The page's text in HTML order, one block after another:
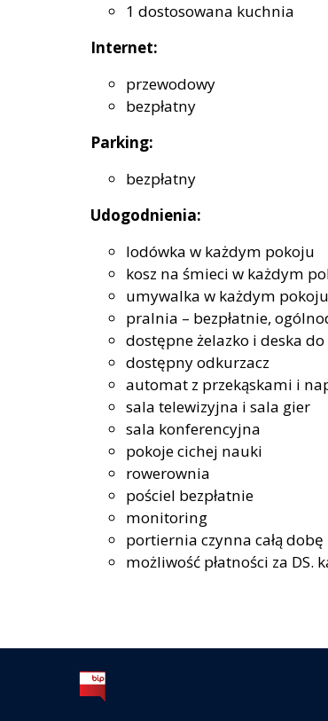
1 dostosowana kuchnia
Internet:
przewodowy
bezpłatny
Parking:
bezpłatny
Udogodnienia:
lodówka w każdym pokoju
kosz na śmieci w każdym
umywalka w każdym pokoju
pralnia – bezpłatnie,
dostępne żelazko i deska
dostępny odkurzacz
automat z przekąskami i
sala telewizyjna i sala gier
sala konferencyjna
pokoje cichej nauki
rowerownia
pościel bezpłatnie
monitoring
portiernia czynna całą dobę
możliwość płatności za DS.